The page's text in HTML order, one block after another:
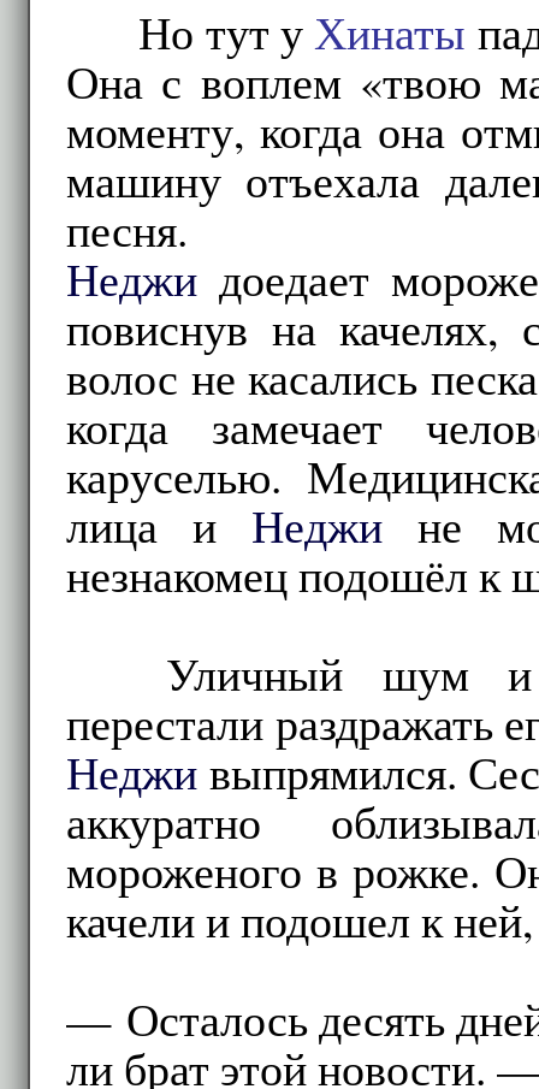
Но тут уХинаты
Она с воплем «твою
моменту, когда она
машину отъехала
песня.
Неджи доедает
повиснув на
волос не касались
когда замечает
каруселью.
лица и Неджине
незнакомец подошёл к
Уличный шум и
перестали раздражать
Недживыпрямился.
аккуратно
мороженого в рожке.
качели и подошел к
— Осталось десять
ли брат этой новости.